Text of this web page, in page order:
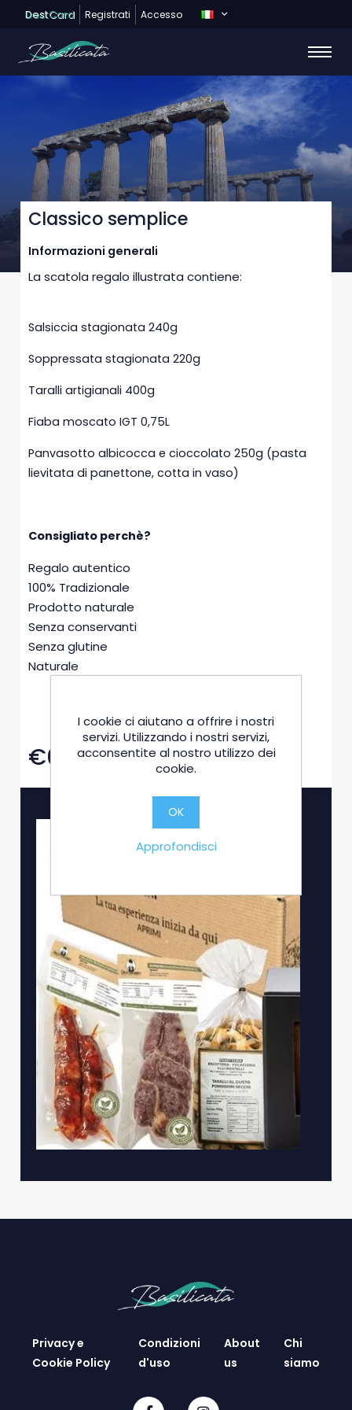
DestCard Registrati Accesso
Classico semplice
Informazioni generali
La scatola regalo illustrata contiene:
Salsiccia stagionata 240g
Soppressata stagionata 220g
Taralli artigianali 400g
Fiaba moscato IGT 0,75L
Panvasotto albicocca e cioccolato 250g (pasta
lievitata di panettone, cotta in vaso)
Consigliato perchè?
Regalo autentico
100% Tradizionale
Prodotto naturale
Senza conservanti
Senza glutine
Naturale
CLASSICO SEMPLICE
€65,00
Privacy e
Cookie Policy
Condizioni
d'uso
About
us
Chi
siamo
I cookie ci aiutano a offrire i nostri
servizi. Utilizzando i nostri servizi,
acconsentite al nostro utilizzo dei
cookie.
OK
Approfondisci